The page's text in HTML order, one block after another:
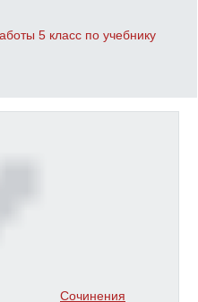
5 класс по учебнику
Сочинения